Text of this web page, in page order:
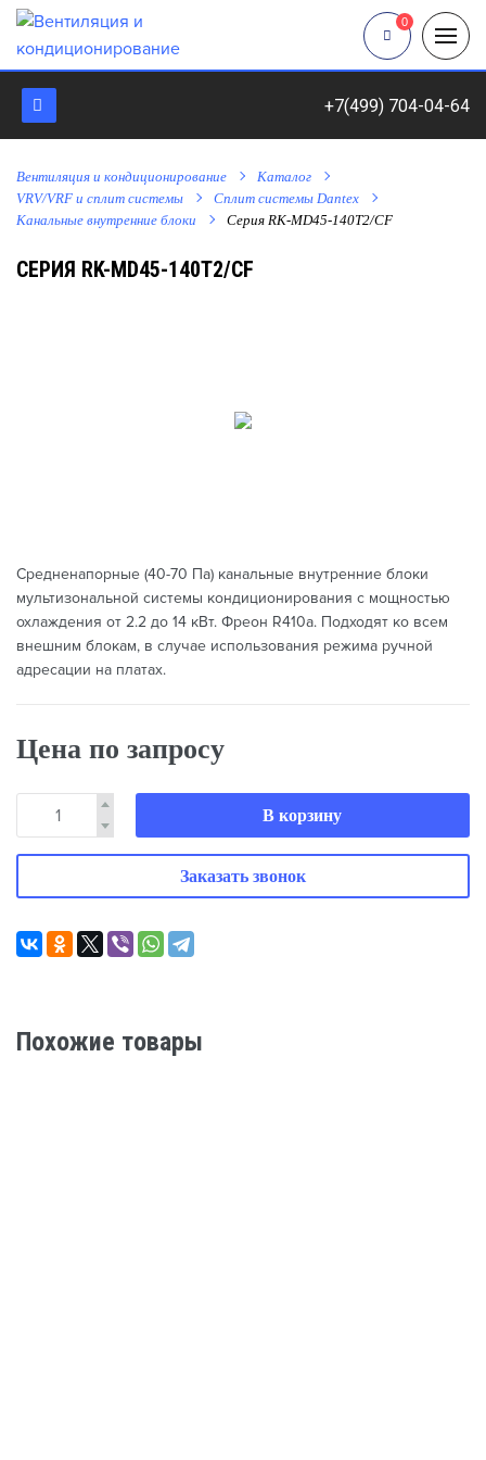
+7(499) 704-04-64
0
Вентиляция и кондиционирование
Каталог
VRV/VRF и сплит системы
Cплит системы Dantex
Канальные внутренние блоки
Серия RK-MD45-140T2/CF
СЕРИЯ RK-MD45-140T2/CF
Средненапорные (40-70 Па) канальные внутренние блоки
мультизональной системы кондиционирования с мощностью
охлаждения от 2.2 до 14 кВт. Фреон R410а. Подходят ко всем
внешним блокам, в случае использования режима ручной
адресации на платах.
Цена по запросу
В корзину
Заказать звонок
Похожие товары